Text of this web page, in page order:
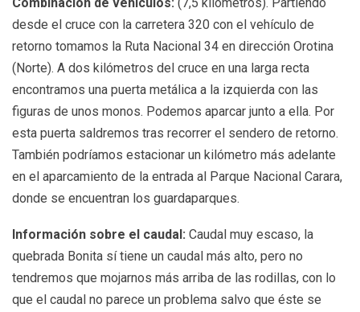
desde el cruce con la carretera 320 con el vehículo de
retorno tomamos la Ruta Nacional 34 en dirección Orotina
(Norte). A dos kilómetros del cruce en una larga recta
encontramos una puerta metálica a la izquierda con las
figuras de unos monos. Podemos aparcar junto a ella. Por
esta puerta saldremos tras recorrer el sendero de retorno.
También podríamos estacionar un kilómetro más adelante
en el aparcamiento de la entrada al Parque Nacional Carara,
donde se encuentran los guardaparques.
Información sobre el caudal: Caudal muy escaso, la
quebrada Bonita sí tiene un caudal más alto, pero no
tendremos que mojarnos más arriba de las rodillas, con lo
que el caudal no parece un problema salvo que éste se